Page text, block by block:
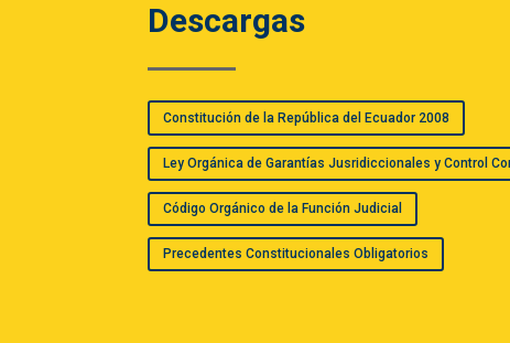
Descargas
Constitución de la República del Ecuador 2008
Ley Orgánica de Garantías Jusridiccionales y Control
Código Orgánico de la Función Judicial
Precedentes Constitucionales Obligatorios